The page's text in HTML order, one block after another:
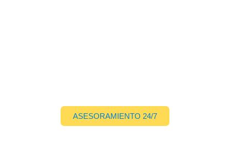
ASESORAMIENTO 24/7